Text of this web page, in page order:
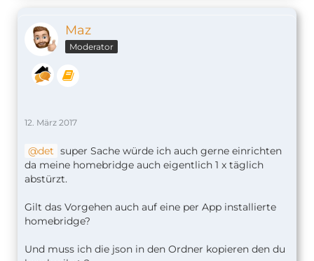
Maz
Moderator
12. März 2017
det super Sache würde ich auch gerne einrichten
da meine homebridge auch eigentlich 1 x täglich
abstürzt.
Gilt das Vorgehen auch auf eine per App installierte
homebridge?
Und muss ich die json in den Ordner kopieren den du